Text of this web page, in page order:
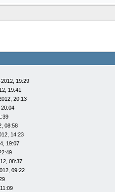
19:29
19:41
20:13
08:58
14:23
19:07
08:37
09:22